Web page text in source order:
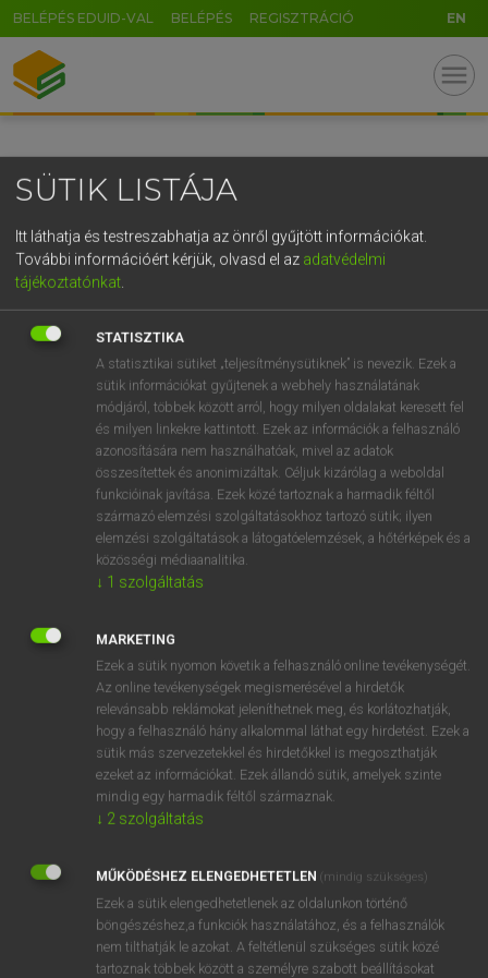
BELÉPÉS EDUID-VAL BELÉPÉS REGISZTRÁCIÓ EN
menu
OOOOPS!
SZOTAR.NET APPLIKÁCIÓ
MICROSOFT OFFICE BŐVÍTMÉNY
BEÉPÜLŐ SZÓTÁRMODUL
ONLINE NYELVVIZSGA
EGYÉNI FELHASZNÁLÓKNAK
TANULÓKNAK
OKTATÁSI INTÉZMÉNYEKNEK
VÁLLALATI MEGOLDÁSOK
SÜTIK LISTÁJA
Itt láthatja és testreszabhatja az önről gyűjtött információkat.
További információért kérjük, olvasd el az adatvédelmi
tájékoztatónkat
STATISZTIKA
A statisztikai sütiket „teljesítménysütiknek” is nevezik. Ezek a
sütik információkat gyűjtenek a webhely használatának
módjáról, többek között arról, hogy milyen oldalakat keresett fel
és milyen linkekre kattintott. Ezek az információk a felhasználó
azonosítására nem használhatóak, mivel az adatok
összesítettek és anonimizáltak. Céljuk kizárólag a weboldal
funkcióinak javítása. Ezek közé tartoznak a harmadik féltől
származó elemzési szolgáltatásokhoz tartozó sütik; ilyen
elemzési szolgáltatások a látogatóelemzések, a hőtérképek és a
közösségi médiaanalitika.
↓ 1 szolgáltatás
MARKETING
Ezek a sütik nyomon követik a felhasználó online tevékenységét.
Az online tevékenységek megismerésével a hirdetők
relevánsabb reklámokat jeleníthetnek meg, és korlátozhatják,
hogy a felhasználó hány alkalommal láthat egy hirdetést. Ezek a
sütik más szervezetekkel és hirdetőkkel is megoszthatják
ezeket az információkat. Ezek állandó sütik, amelyek szinte
mindig egy harmadik féltől származnak.
↓ 2 szolgáltatás
MŰKÖDÉSHEZ ELENGEDHETETLEN (mindig szükséges)
Ezek a sütik elengedhetetlenek az oldalunkon történő
böngészéshez,a funkciók használatához, és a felhasználók
nem tilthatják le azokat. A feltétlenül szükséges sütik közé
tartoznak többek között a személyre szabott beállításokat
GR
5
g h k l
v b n m , . - AltGr